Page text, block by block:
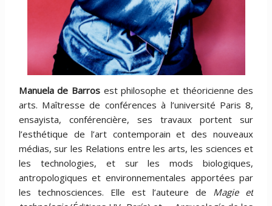
Manuela de Barros est philosophe et théoricienne des
arts. Maîtresse de conférences à l’université Paris 8,
ensayista, conférencière, ses travaux portent sur
l’esthétique de l’art contemporain et des nouveaux
médias, sur les Relations entre les arts, les sciences et
les technologies, et sur les mods biologiques,
antropologiques et environnementales apportées par
les technosciences. Elle est l’auteure de Magie et